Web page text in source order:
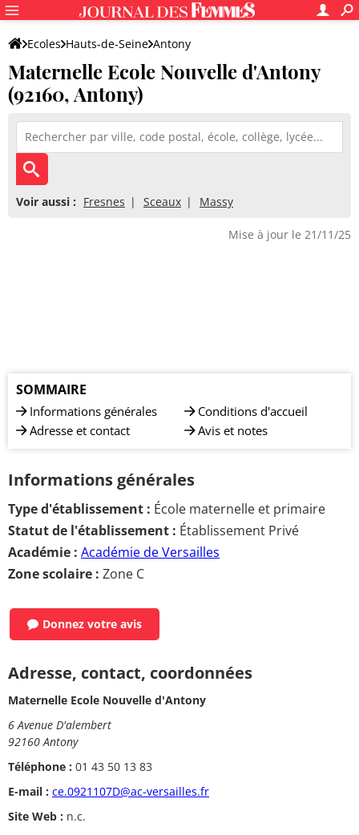
Ecoles Hauts-de-Seine Antony
Maternelle Ecole Nouvelle d'Antony
Maternelle Ecole Nouvelle d'Antony
(92160, Antony)
Voir aussi : Fresnes Sceaux Massy
Mise à jour le 21/11/25
SOMMAIRE
Informations générales
Adresse et contact
Conditions d'accueil
Avis et notes
Informations générales
Type d'établissement : École maternelle et primaire
Statut de l'établissement : Établissement Privé
Académie : Académie de Versailles
Zone scolaire : Zone C
Donnez votre avis
Adresse, contact, coordonnées
Maternelle Ecole Nouvelle d'Antony
6 Avenue D'alembert
92160 Antony
Téléphone : 01 43 50 13 83
E-mail : ce.0921107D@ac-versailles.fr
Site Web : n.c.